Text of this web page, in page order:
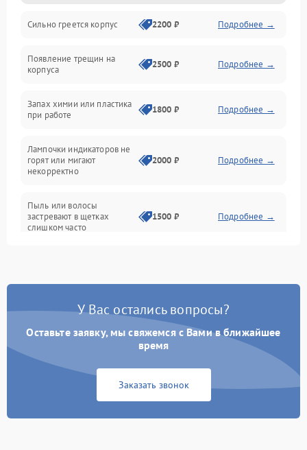
Неисправность программного обеспечения
Проблемы с сигналом
Батарея
Программные сбои
Сильно греется корпус 2200 ₽ Подробнее →
Появление трещин на
корпуса
2500 ₽ Подробнее →
Запах химии или пластика
при работе
1800 ₽ Подробнее →
Лампочки индикаторов не
горят или мигают
некорректно
2000 ₽ Подробнее →
Пыль или волосы
застревают в щетках
слишком часто
1500 ₽ Подробнее →
У Вас остались вопросы?
Оставьте заявку, мы свяжемся с Вами в ближайшее
время
Заказать звонок